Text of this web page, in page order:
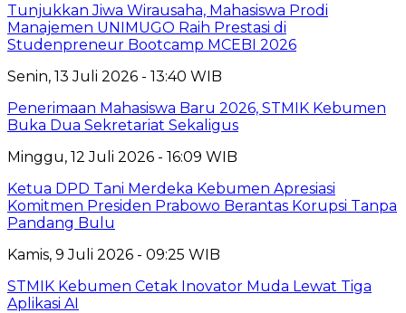
Tunjukkan Jiwa Wirausaha, Mahasiswa Prodi
Manajemen UNIMUGO Raih Prestasi di
Studenpreneur Bootcamp MCEBI 2026
Senin, 13 Juli 2026 - 13:40 WIB
Penerimaan Mahasiswa Baru 2026, STMIK Kebumen
Buka Dua Sekretariat Sekaligus
Minggu, 12 Juli 2026 - 16:09 WIB
Ketua DPD Tani Merdeka Kebumen Apresiasi
Komitmen Presiden Prabowo Berantas Korupsi Tanpa
Pandang Bulu
Kamis, 9 Juli 2026 - 09:25 WIB
STMIK Kebumen Cetak Inovator Muda Lewat Tiga
Aplikasi AI